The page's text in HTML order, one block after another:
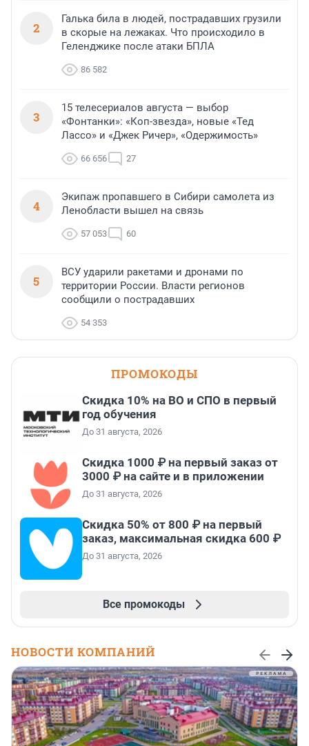
2
Галька била в людей, пострадавших грузили
в скорые на лежаках. Что происходило в
Геленджике после атаки БПЛА
86 582
3
15 телесериалов августа — выбор
«Фонтанки»: «Коп-звезда», новые «Тед
Лассо» и «Джек Ричер», «Одержимость»
66 656 27
4
Экипаж пропавшего в Сибири самолета из
Ленобласти вышел на связь
57 053 60
5
ВСУ ударили ракетами и дронами по
территории России. Власти регионов
сообщили о пострадавших
54 353
ПРОМОКОДЫ
Скидка 10% на ВО и СПО в первый
год обучения
До 31 августа, 2026
Скидка 1000 ₽ на первый заказ от
3000 ₽ на сайте и в приложении
До 31 августа, 2026
Скидка 50% от 800 ₽ на первый
заказ, максимальная скидка 600 ₽
До 31 августа, 2026
Все промокоды
НОВОСТИ КОМПАНИЙ